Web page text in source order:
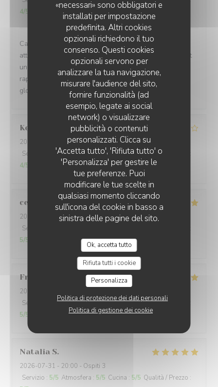
«necessari» sono obbligatori e
installati per impostazione
predefinita. Altri cookies
opzionali richiedono il tuo
consenso. Questi cookies
opzionali servono per
analizzare la tua navigazione,
misurare l'audience del sito,
fornire funzionalità (ad
esempio, legate ai social
network) o visualizzare
pubblicità o contenuti
personalizzati. Clicca su
'Accetta tutto', 'Rifiuta tutto' o
'Personalizza' per gestire le
tue preferenze. Puoi
modificare le tue scelte in
qualsiasi momento cliccando
sull'icona del cookie in basso a
sinistra delle pagine del sito.
Ok, accetta tutto
Rifiuta tutti i cookie
Personalizza
Politica di protezione dei dati personali
Politica di gestione dei cookie
4/5
Cadre chaleureux , Accueil attentif , Carte et Menu
attractifs pour tous les goûts , Carte des vins permettant
un bon choix , Cuisine soignée , Service rapide , prix en
rapport . Parking gratuit à proximité . Etions un couple :
globalement très satisfaits .
Kerleau
2026-08-03
- 12:30 - Ospiti 5
Servizio
/5 Atmosfera: 4/5 Cucina:4 /5 Qualità / Prezzo
4/5
celine
2026-08-01
- 20:30 - Ospiti 2
Servizio
5/5
Frans
2026-07-31
Servizio
/5 Atmosfera:5/5 Cucina:5/5 Qualità / Prezzo
5/5
Natalia S
2026-07-31 - 20:00 - Ospiti 3
Servizio : 5/5 Atmosfera : 5/5 Cucina : 5/5 Qualità / Prezzo :